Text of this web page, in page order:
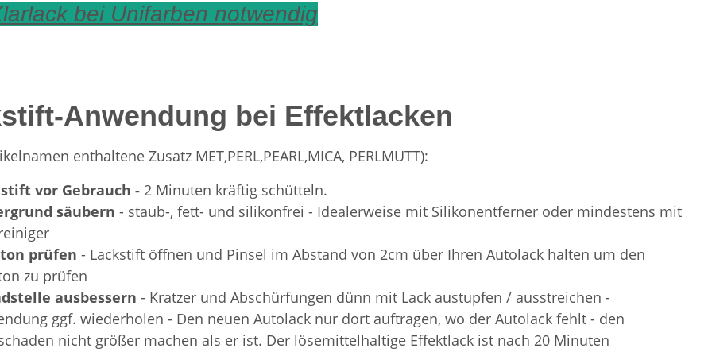
bei Unifarben notwendig
Anwendung bei Effektlacken
enthaltene Zusatz MET,PERL,PEARL,MICA, PERLMUTT):
vor Gebrauch - 2 Minuten kräftig schütteln.
säubern - staub-, fett- und silikonfrei - Idealerweise mit Silikonentferner oder mindestens mit
prüfen - Lackstift öffnen und Pinsel im Abstand von 2cm über Ihren Autolack halten um den
zu prüfen
ausbessern - Kratzer und Abschürfungen dünn mit Lack austupfen / ausstreichen -
ggf. wiederholen - Den neuen Autolack nur dort auftragen, wo der Autolack fehlt - den
nicht größer machen als er ist. Der lösemittelhaltige Effektlack ist nach 20 Minuten